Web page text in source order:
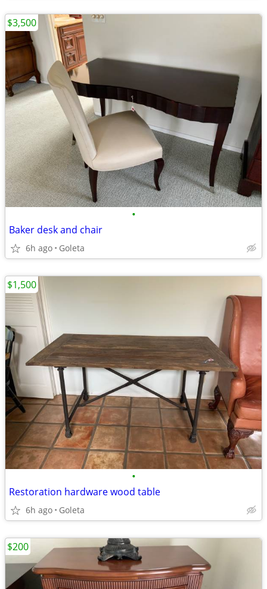
•
Baker desk and chair
6h ago Goleta
$3,500
•
Restoration hardware wood table
6h ago Goleta
$1,500
$200